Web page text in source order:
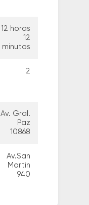
12 horas
12
minutos
2
Av. Gral.
Paz
10868
Av.San
Martin
940